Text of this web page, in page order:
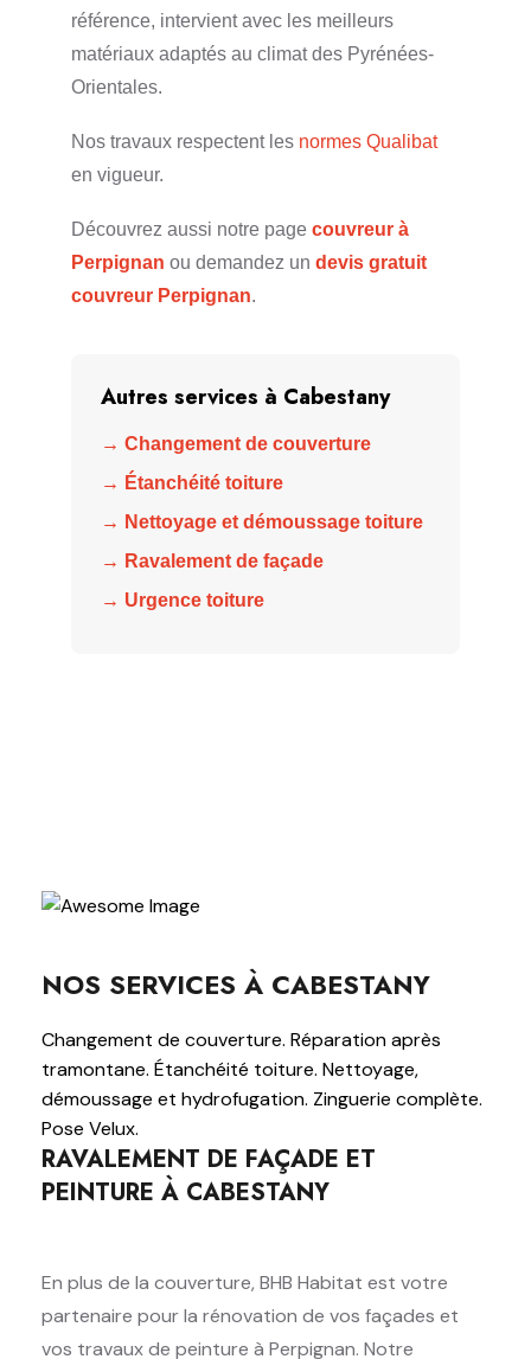
référence, intervient avec les meilleurs
matériaux adaptés au climat des Pyrénées-
Orientales.
Nos travaux respectent les normes Qualibat
en vigueur.
Découvrez aussi notre page couvreur à
Perpignan ou demandez un devis gratuit
couvreur Perpignan.
Autres services à Cabestany
→ Changement de couverture
→ Étanchéité toiture
→ Nettoyage et démoussage toiture
→ Ravalement de façade
→ Urgence toiture
NOS SERVICES À CABESTANY
Changement de couverture. Réparation après
tramontane. Étanchéité toiture. Nettoyage,
démoussage et hydrofugation. Zinguerie complète.
Pose Velux.
RAVALEMENT DE FAÇADE ET
PEINTURE À CABESTANY
En plus de la couverture, BHB Habitat est votre
partenaire pour la rénovation de vos façades et
vos travaux de peinture à Perpignan. Notre